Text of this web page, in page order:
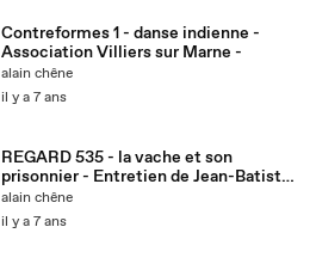
Contreformes 1 - danse indienne -
Association Villiers sur Marne -
alain chêne
il y a 7 ans
REGARD 535 - la vache et son
prisonnier - Entretien de Jean-Batiste
Gillet - RLHD.TV
alain chêne
il y a 7 ans